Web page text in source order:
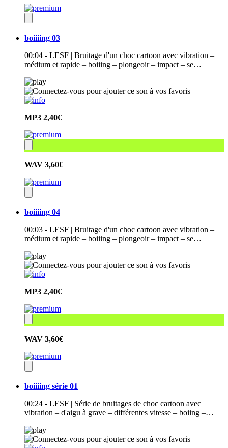
boiiiing 03
00:04 - LESF | Bruitage d'un choc cartoon avec vibration –
médium et rapide – boiiing – plongeoir – impact – se…
MP3 2,40€
WAV 3,60€
boiiiing 04
00:03 - LESF | Bruitage d'un choc cartoon avec vibration –
médium et rapide – boiiing – plongeoir – impact – se…
MP3 2,40€
WAV 3,60€
boiiiing série 01
00:24 - LESF | Série de bruitages de choc cartoon avec
vibration – d'aigu à grave – différentes vitesse – boiing –…